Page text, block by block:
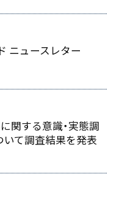
ニュースレター
関する意識・実態調
いて調査結果を発表